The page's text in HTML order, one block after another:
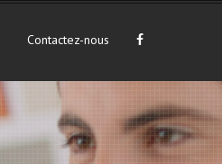
Contactez-nous